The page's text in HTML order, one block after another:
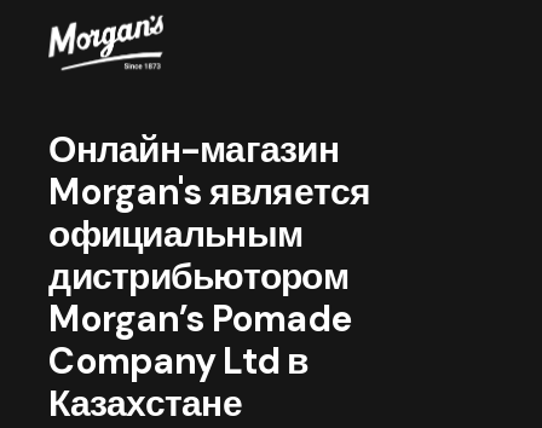
Онлайн-магазин
Morgan's является
официальным
дистрибьютором
Morgan’s Pomade
Company Ltd в
Казахстане